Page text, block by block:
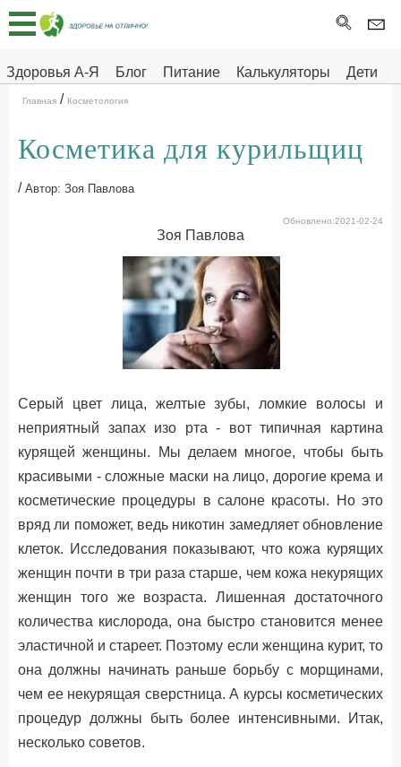
Здоровья А-Я Блог Питание Калькуляторы
Дети
Главная
Тесты
Про
ДЕТЯМ
Главная / Косметология
Косметика для курильщиц
/ Автор: Зоя Павлова
Обновлено:2021-02-24
Зоя Павлова
Серый цвет лица, желтые зубы, ломкие волосы и
неприятный запах изо рта - вот типичная картина
курящей женщины. Мы делаем многое, чтобы быть
красивыми - сложные маски на лицо, дорогие крема и
косметические процедуры в салоне красоты. Но это
вряд ли поможет, ведь никотин замедляет обновление
клеток. Исследования показывают, что кожа курящих
женщин почти в три раза старше, чем кожа некурящих
женщин того же возраста. Лишенная достаточного
количества кислорода, она быстро становится менее
эластичной и стареет. Поэтому если женщина курит, то
она должны начинать раньше борьбу с морщинами,
чем ее некурящая сверстница. А курсы косметических
процедур должны быть более интенсивными. Итак,
несколько советов.